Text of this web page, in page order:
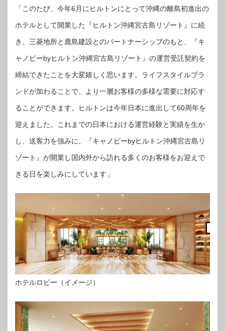
「このたび、今年6月にヒルトンにとって沖縄の離島初進出の
ホテルとして開業した『ヒルトン沖縄宮古島リゾート』に続
き、三菱地所と鹿島建設とのパートナーシップのもと、『キ
ャノピーbyヒルトン沖縄宮古島リゾート』の運営受託契約を
締結できたことを大変嬉しく思います。ライフスタイルブラ
ンドが加わることで、より一層お客様の多様な需要に対応す
ることができます。ヒルトンは今年日本に進出して60周年を
迎えました。これまでの日本における運営経験と実績を生か
し、送客力を強みに、『キャノピーbyヒルトン沖縄宮古島リ
ゾート』が開業し国内外から訪れる多くのお客様をお迎えで
きる日を楽しみにしています」
ホテルロビー（イメージ）